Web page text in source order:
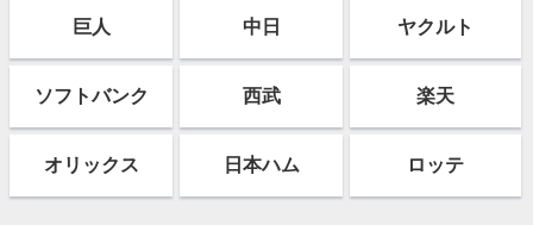
巨人 中日 ヤクルト
ソフトバンク 西武 楽天
オリックス 日本ハム ロッテ